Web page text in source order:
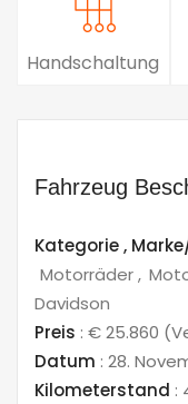
Handschaltung
Fahrzeug
Kategorie ,
Motorräder
Davidson
Preis : € 25.860
Datum : 28.
Kilometerstand :